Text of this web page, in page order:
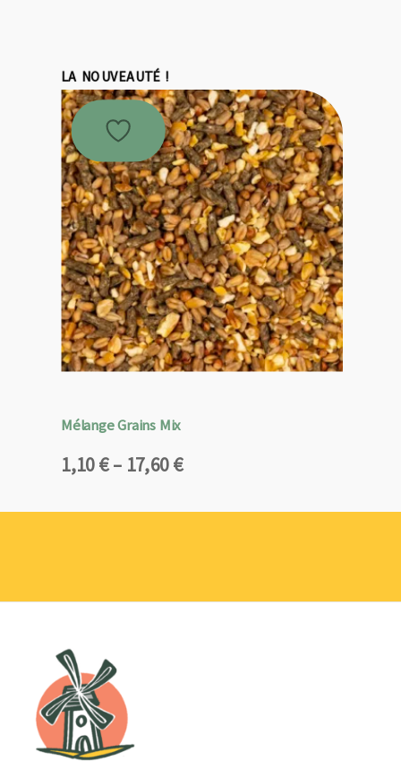
19,95 €.
17,96 €.
LA NOUVEAUTÉ !
Mélange Grains Mix
1,10€– 17,60€
Plage
prix :